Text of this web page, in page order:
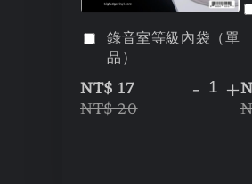
錄音室等級內袋（單
品）
NT$ 17
NT$ 20
- +